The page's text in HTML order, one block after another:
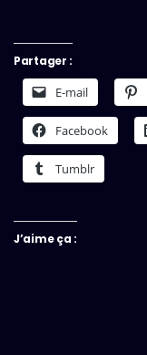
Partager :
E-mail
Facebook
Tumblr
J’aime ça :